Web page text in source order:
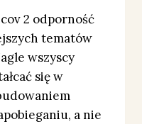
2 odporność
tematów
wszyscy
się w
a nie